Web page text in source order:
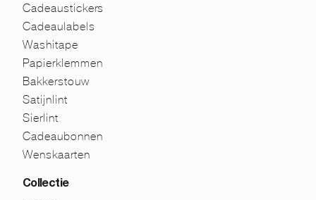
Cadeaustickers
Cadeaulabels
Washitape
Papierklemmen
Bakkerstouw
Satijnlint
Sierlint
Cadeaubonnen
Wenskaarten
Collectie